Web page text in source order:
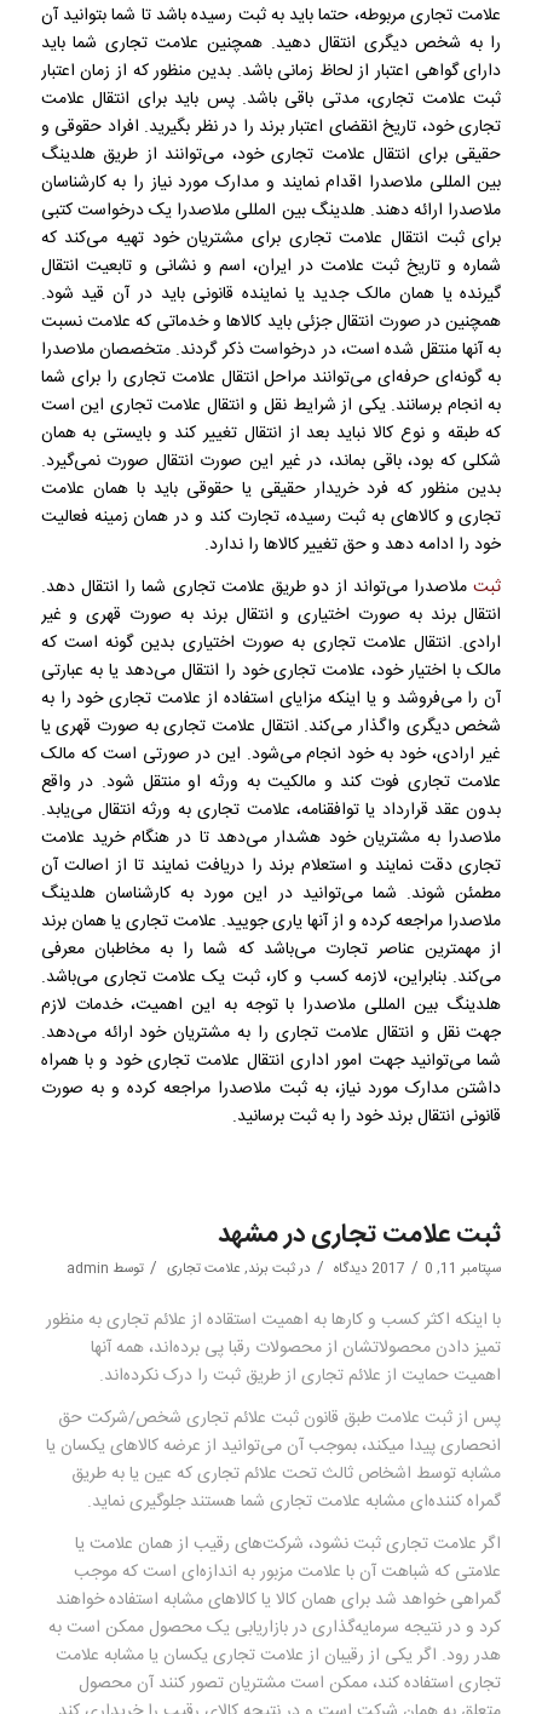
علامت تجاری مربوطه، حتما باید به ثبت رسیده باشد تا شما بتوانید آن
را به شخص دیگری انتقال دهید. همچنین علامت تجاری شما باید
دارای گواهی اعتبار از لحاظ زمانی باشد. بدین منظور که از زمان اعتبار
ثبت علامت تجاری، مدتی باقی باشد. پس باید برای انتقال علامت
تجاری خود، تاریخ انقضای اعتبار برند را در نظر بگیرید. افراد حقوقی و
حقیقی برای انتقال علامت تجاری خود، می‌توانند از طریق هلدینگ
بین المللی ملاصدرا اقدام نمایند و مدارک مورد نیاز را به کارشناسان
ملاصدرا ارائه دهند. هلدینگ بین المللی ملاصدرا یک درخواست کتبی
برای ثبت انتقال علامت تجاری برای مشتریان خود تهیه می‌کند که
شماره و تاریخ ثبت علامت در ایران، اسم و نشانی و تابعیت انتقال
گیرنده یا همان مالک جدید یا نماینده قانونی باید در آن قید شود.
همچنین در صورت انتقال جزئی باید کالاها و خدماتی که علامت نسبت
به آنها منتقل شده است، در درخواست ذکر گردند. متخصصان ملاصدرا
به گونه‌ای حرفه‌ای می‌توانند مراحل انتقال علامت تجاری را برای شما
به انجام برسانند. یکی از شرایط نقل و انتقال علامت تجاری این است
که طبقه و نوع کالا نباید بعد از انتقال تغییر کند و بایستی به همان
شکلی که بود، باقی بماند، در غیر این صورت انتقال صورت نمی‌گیرد.
بدین منظور که فرد خریدار حقیقی یا حقوقی باید با همان علامت
تجاری و کالاهای به ثبت رسیده، تجارت کند و در همان زمینه فعالیت
خود را ادامه دهد و حق تغییر کالاها را ندارد.
ثبتملاصدرا می‌تواند از دو طریق علامت تجاری شما را انتقال دهد.
انتقال برند به صورت اختیاری و انتقال برند به صورت قهری و غیر
ارادی. انتقال علامت تجاری به صورت اختیاری بدین گونه است که
مالک با اختیار خود، علامت تجاری خود را انتقال می‌دهد یا به عبارتی
آن را می‌فروشد و یا اینکه مزایای استفاده از علامت تجاری خود را به
شخص دیگری واگذار می‌کند. انتقال علامت تجاری به صورت قهری یا
غیر ارادی، خود به خود انجام می‌شود. این در صورتی است که مالک
علامت تجاری فوت کند و مالکیت به ورثه او منتقل شود. در واقع
بدون عقد قرارداد یا توافقنامه، علامت تجاری به ورثه انتقال می‌یابد.
ملاصدرا به مشتریان خود هشدار می‌دهد تا در هنگام خرید علامت
تجاری دقت نمایند و استعلام برند را دریافت نمایند تا از اصالت آن
مطمئن شوند. شما می‌توانید در این مورد به کارشناسان هلدینگ
ملاصدرا مراجعه کرده و از آنها یاری جویید. علامت تجاری یا همان برند
از مهمترین عناصر تجارت می‌باشد که شما را به مخاطبان معرفی
می‌کند. بنابراین، لازمه کسب و کار، ثبت یک علامت تجاری می‌باشد.
هلدینگ بین المللی ملاصدرا با توجه به این اهمیت، خدمات لازم
جهت نقل و انتقال علامت تجاری را به مشتریان خود ارائه می‌دهد.
شما می‌توانید جهت امور اداری انتقال علامت تجاری خود و با همراه
داشتن مدارک مورد نیاز، به ثبت ملاصدرا مراجعه کرده و به صورت
قانونی انتقال برند خود را به ثبت برسانید.
ثبت علامت تجاری در مشهد
سپتامبر 11, 2017 / 0 دیدگاه / درثبت برند, علامت تجاری / توسط admin
با اینکه اکثر کسب و کارها به اهمیت استقاده از علائم تجاری به منظور
تمیز دادن محصولات‎شان از محصولات رقبا پی برده‌اند، همه آنها
اهمیت حمایت از علائم تجاری از طریق ثبت را درک نکرده‌اند.
پس از ثبت علامت طبق قانون ثبت علائم تجاری شخص/شرکت حق
انحصاری پیدا میکند، بموجب آن می‌توانید از عرضه کالاهای یکسان یا
مشابه توسط اشخاص ثالث تحت علائم تجاری که عین یا به طریق
گمراه کننده‌ای مشابه علامت تجاری شما هستند جلوگیری نماید.
اگر علامت تجاری ثبت نشود، شرکت‌های رقیب از همان علامت یا
علامتی که شباهت آن با علامت مزبور به اندازه‌ای است که موجب
گمراهی خواهد شد برای همان کالا یا کالاهای مشابه استفاده خواهند
کرد و در نتیجه سرمایه‌گذاری در بازاریابی یک محصول ممکن است به
هدر رود. اگر یکی از رقیبان از علامت تجاری یکسان یا مشابه علامت
تجاری استفاده کند، ممکن است مشتریان تصور کنند آن محصول